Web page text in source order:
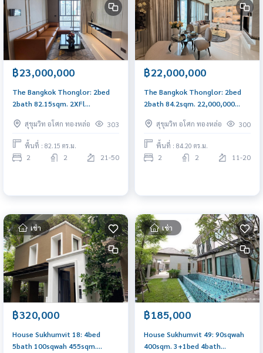
฿23,000,000
The Bangkok Thonglor: 2bed
2bath 82.15sqm. 2XFl
furnished, private garden Am:
0656199198
สุขุมวิท อโศก ทองหล่อ 303
พื้นที่ : 82.15 ตร.ม.
2 2 21-50
฿22,000,000
The Bangkok Thonglor: 2bed
2bath 84.2sqm. 22,000,000
0656199198
สุขุมวิท อโศก ทองหล่อ 300
พื้นที่ : 84.20 ตร.ม.
2 2 11-20
เช่า
฿320,000
House Sukhumvit 18: 4bed
5bath 100sqwah 455sqm.
เช่า
฿185,000
House Sukhumvit 49: 90sqwah
400sqm. 3+1bed 4bath